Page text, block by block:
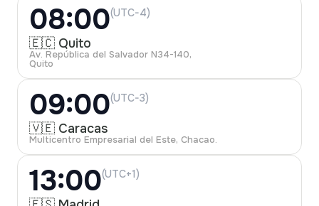
08:00(UTC-4)
🇪🇨 Quito
Av. República del Salvador N34-140,
Quito
09:00(UTC-3)
🇻🇪 Caracas
Multicentro Empresarial del Este, Chacao.
13:00(UTC+1)